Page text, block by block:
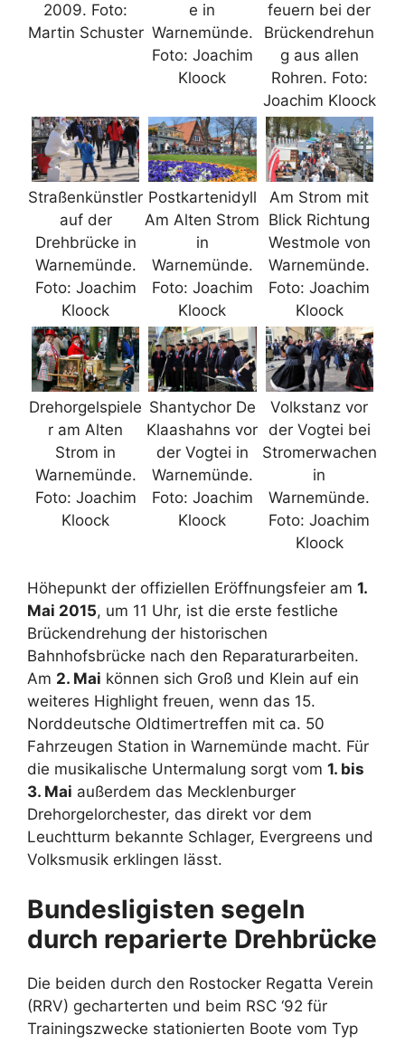
2009. Foto:
Martin Schuster
e in
Warnemünde.
Foto: Joachim
Kloock
feuern bei der
Brückendrehun
g aus allen
Rohren. Foto:
Joachim Kloock
Straßenkünstler
auf der
Drehbrücke in
Warnemünde.
Foto: Joachim
Kloock
Postkartenidyll
Am Alten Strom
in
Warnemünde.
Foto: Joachim
Kloock
Am Strom mit
Blick Richtung
Westmole von
Warnemünde.
Foto: Joachim
Kloock
Drehorgelspiele
r am Alten
Strom in
Warnemünde.
Foto: Joachim
Kloock
Shantychor De
Klaashahns vor
der Vogtei in
Warnemünde.
Foto: Joachim
Kloock
Volkstanz vor
der Vogtei bei
Stromerwachen
in
Warnemünde.
Foto: Joachim
Kloock
Höhepunkt der offiziellen Eröffnungsfeier am 1.
Mai 2015, um 11 Uhr, ist die erste festliche
Brückendrehung der historischen
Bahnhofsbrücke nach den Reparaturarbeiten.
Am 2. Mai können sich Groß und Klein auf ein
weiteres Highlight freuen, wenn das 15.
Norddeutsche Oldtimertreffen mit ca. 50
Fahrzeugen Station in Warnemünde macht. Für
die musikalische Untermalung sorgt vom 1. bis
3. Mai außerdem das Mecklenburger
Drehorgelorchester, das direkt vor dem
Leuchtturm bekannte Schlager, Evergreens und
Volksmusik erklingen lässt.
Bundesligisten segeln
durch reparierte Drehbrücke
Die beiden durch den Rostocker Regatta Verein
(RRV) gecharterten und beim RSC ‘92 für
Trainingszwecke stationierten Boote vom Typ